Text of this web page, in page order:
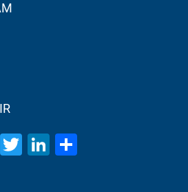
TwitterLinkedIn
Share